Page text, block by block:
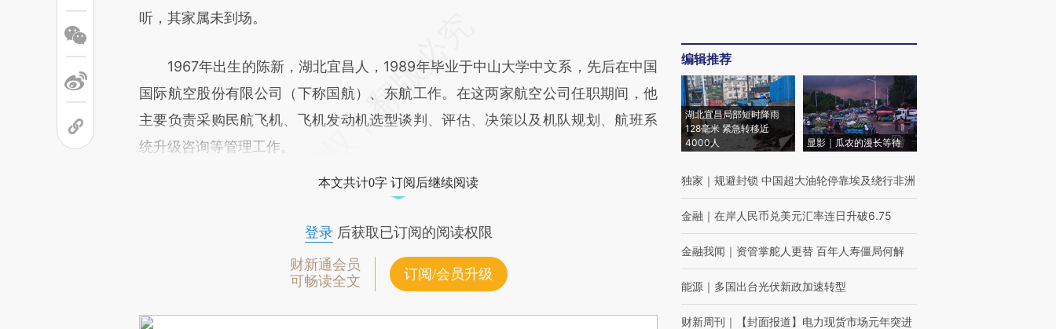
听，其家属未到场。
1967年出生的陈新，湖北宜昌人，1989年毕业于中山大学中文系，先后在中国
国际航空股份有限公司（下称国航）、东航工作。在这两家航空公司任职期间，他
主要负责采购民航飞机、飞机发动机选型谈判、评估、决策以及机队规划、航班系
统升级咨询等管理工作。
本文共计0字 订阅后继续阅读
登录后获取已订阅的阅读权限
财新通会员
可畅读全文
订阅/会员升级
编辑推荐
湖北宜昌局部短时降雨
128毫米 紧急转移近
4000人
显影｜瓜农的漫长等待
独家 ｜ 规避封锁 中国超大油轮停靠埃及绕行非洲
金融 ｜ 在岸人民币兑美元汇率连日升破6.75
金融我闻 ｜ 资管掌舵人更替 百年人寿僵局何解
能源 ｜ 多国出台光伏新政加速转型
财新周刊 ｜ 【封面报道】电力现货市场元年突进